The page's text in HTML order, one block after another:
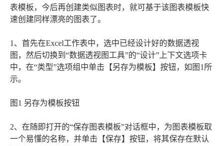
表模板，今后再创建类似图表时，就可基于该图表模板快
速创建同样漂亮的图表了。
1、首先在Excel工作表中，选中已经设计好的数据透视
图，然后切换到“数据透视图工具”的“设计”上下文选项卡
中，在“类型”选项组中单击【另存为模板】按钮，如图1所
示。
图1 另存为模板按钮
2、在随即打开的“保存图表模板”对话框中，为图表模板取
一个易懂的名称，并单击【保存】按钮，将其保存在默认